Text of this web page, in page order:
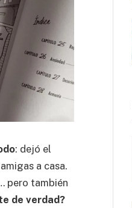
: dejó el
a casa.
pero también
de verdad?